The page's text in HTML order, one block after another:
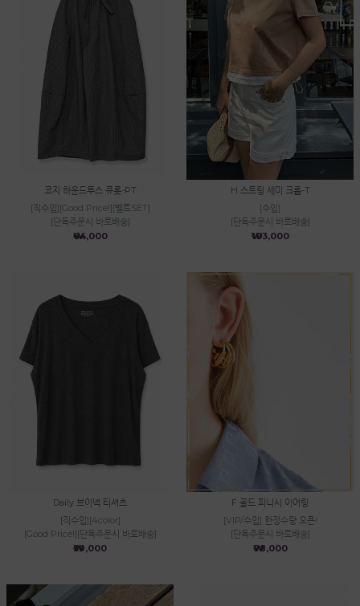
코지 하운드투스 큐롯-PT
[직수입][Good Price!][벨트SET]
[단독주문시 바로배송]
₩64,000
H 스트링 세미 크롭-T
[수입]
[단독주문시 바로배송]
₩103,000
Daily 브이넥 티셔츠
[직수입][4color]
[Good Price!][단독주문시 바로배송]
₩39,000
F 골드 피니시 이어링
[VIP/수입] 한정수량 오픈!
[단독주문시 바로배송]
₩98,000